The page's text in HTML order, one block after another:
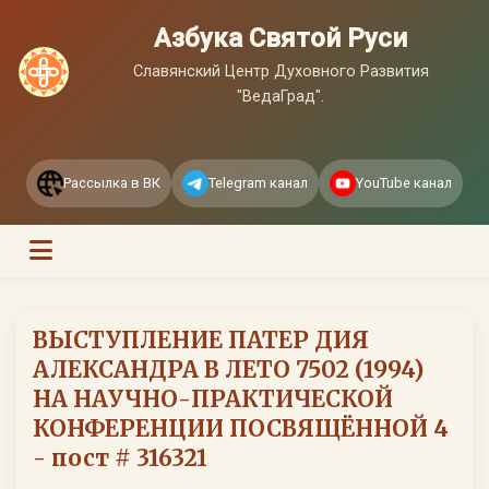
Азбука Святой Руси
Славянский Центр Духовного Развития
"ВедаГрад".
Рассылка в ВК Telegram канал YouTube канал
ВЫСТУПЛЕНИЕ ПАТЕР ДИЯ
АЛЕКСАНДРА В ЛЕТО 7502 (1994)
НА НАУЧНО-ПРАКТИЧЕСКОЙ
КОНФЕРЕНЦИИ ПОСВЯЩЁННОЙ 4
- пост # 316321